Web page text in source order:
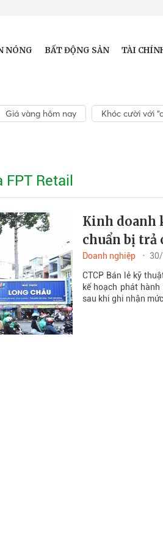
NÓNG BẤT ĐỘNG SẢN TÀI
Giá vàng hôm nay Khóc cười với
Retail
Kinh doanh
chuẩn bị trả
Doanh nghiệp
CTCP Bán lẻ kỹ
kế hoạch phát
sau khi ghi nhận